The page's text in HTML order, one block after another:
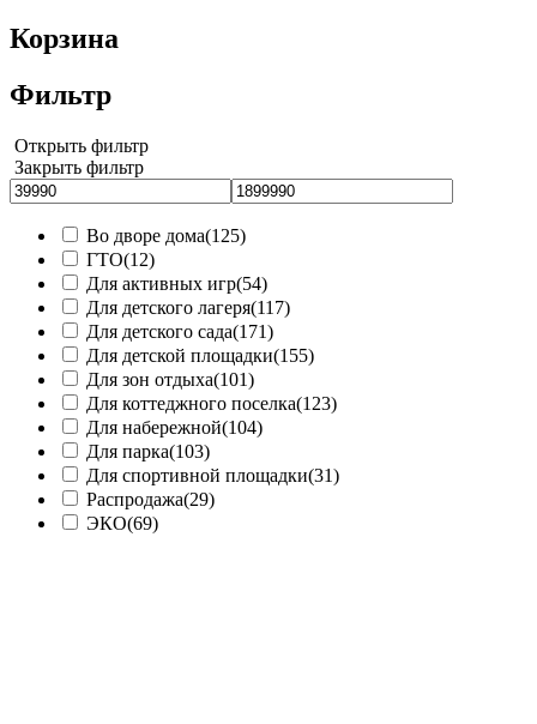
Корзина
Фильтр
Открыть фильтр
Закрыть фильтр
Во дворе дома(125)
ГТО(12)
Для активных игр(54)
Для детского лагеря(117)
Для детского сада(171)
Для детской площадки(155)
Для зон отдыха(101)
Для коттеджного поселка(123)
Для набережной(104)
Для парка(103)
Для спортивной площадки(31)
Распродажа(29)
ЭКО(69)